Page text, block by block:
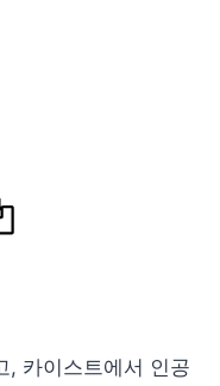
, 카이스트에서 인공